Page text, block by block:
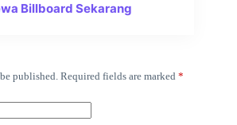
Billboard Sekarang
published. Required fields are marked *